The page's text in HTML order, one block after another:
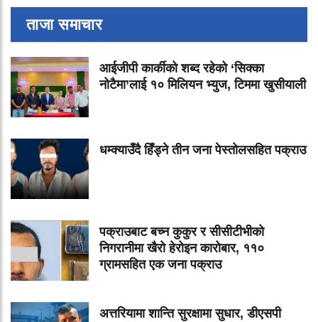
ताजा समाचार
आईजीपी कार्कीको शब्द रहेको ‘सिक्का
नोटैमा’लाई १० मिलियन भ्युज, टिममा खुसीयाली
धम्क्याउँदै हिँड्ने तीन जना पेस्तोलसहित पक्राउ
पक्राउबाट बच्न कुकुर र सीसीटीभीको
निगरानीमा खैरो हेरोइन कारोबार, ११०
ग्रामसहित एक जना पक्राउ
अत्तरियामा शान्ति सुरक्षामा सुधार, डीएसपी